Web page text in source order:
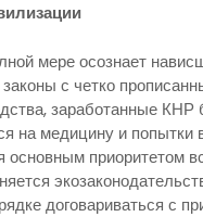
мере осознает
с четко
заработанные КНР
на медицину и
основным приоритетом
договариваться с